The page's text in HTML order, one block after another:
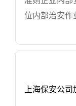
位内部治安作
上海保安公